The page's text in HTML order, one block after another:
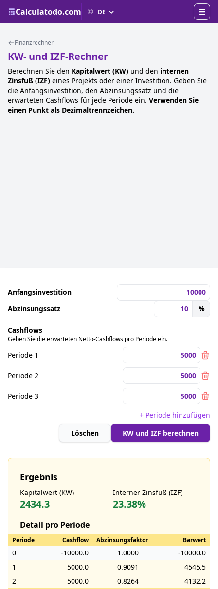
Calculatodo.com
Finanzrechner
KW- und IZF-Rechner
Berechnen Sie den Kapitalwert (KW) und den internen
Zinsfuß (IZF) eines Projekts oder einer Investition. Geben Sie
die Anfangsinvestition, den Abzinsungssatz und die
erwarteten Cashflows für jede Periode ein. Verwenden Sie
einen Punkt als Dezimaltrennzeichen.
Anfangsinvestition
Abzinsungssatz
%
Cashflows
Geben Sie die erwarteten Netto-Cashflows pro Periode ein.
Periode 1
Periode 2
Periode 3
+ Periode hinzufügen
Löschen
KW und IZF berechnen
Ergebnis
Kapitalwert (KW)
2434.3
Interner Zinsfuß (IZF)
23.38%
Detail pro Periode
Periode Cashflow Abzinsungsfaktor Barwert
0 -10000.0 1.0000
-10000.0
1
5000.0 0.9091
4545.5
2
5000.0 0.8264
4132.2